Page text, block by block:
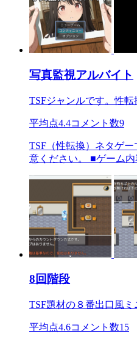
写真監視アルバイト
TSFジャンルです。性転
平均点4.4コメント数9
TSF（性転換）ネタゲ
意ください。 ■ゲーム
8回階段
TSF題材の８番出口風ミ
平均点4.6コメント数15